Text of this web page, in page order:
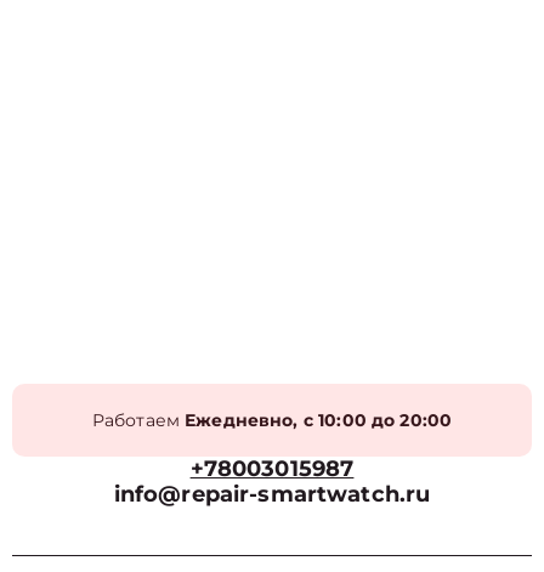
Работаем Ежедневно, с 10:00 до 20:00
+78003015987
info@repair-smartwatch.ru